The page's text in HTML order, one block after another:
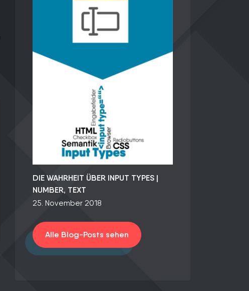
DIE WAHRHEIT ÜBER INPUT TYPES |
NUMBER, TEXT
25. November 2018
Alle Blog-Posts sehen